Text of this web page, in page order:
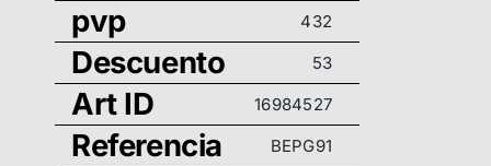
pvp 432
Descuento 53
Art ID 16984527
Referencia BEPG91